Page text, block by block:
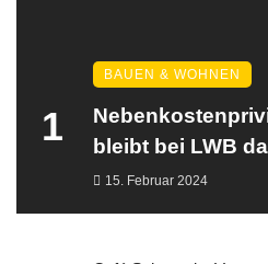
1
BAUEN & WOHNEN
bleibt bei LWB
15. Februar 2024